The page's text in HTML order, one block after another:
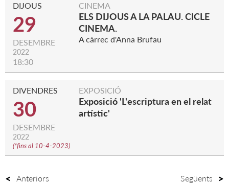
DIJOUS
29
DESEMBRE
2022
18:30
CINEMA
ELS DIJOUS A LA PALAU. CICLE
CINEMA.
A càrrec d'Anna Brufau
DIVENDRES
30
DESEMBRE
2022
(*fins al 10-4-2023)
EXPOSICIÓ
Exposició 'L'escriptura en el relat
artístic'
Anteriors Següents